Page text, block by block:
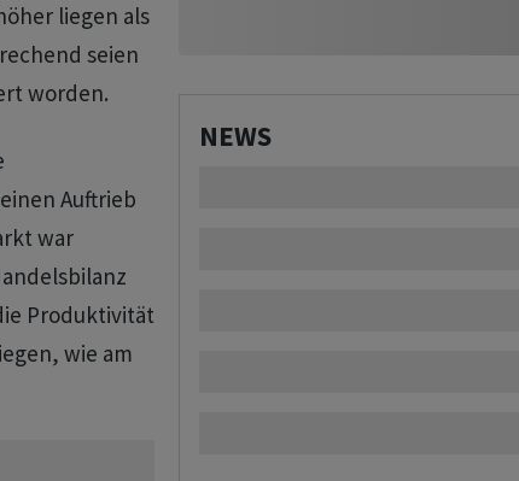
liegen als
seien
worden.
Auftrieb
war
Produktivität
wie am
NEWS